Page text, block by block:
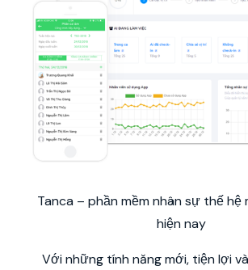
Tanca – phần mềm nhân sự thế hệ
hiện nay
Với những tính năng mới, tiện lợi